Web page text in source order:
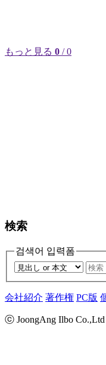
もっと見る 0 / 0
検索
검색어 입력폼
会社紹介 著作権 PC版
ⓒ JoongAng Ilbo Co.,Ltd